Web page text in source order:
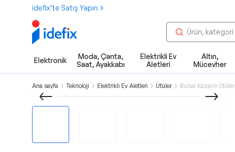
idefix’te Satış Yapın
Elektronik
Moda, Çanta,
Saat, Ayakkabı
Elektrikli Ev
Aletleri
Altın,
Mücevher
Ana sayfa Teknoloji Elektrikli Ev Aletleri Ütüler Buhar Kazanlı Ütüler